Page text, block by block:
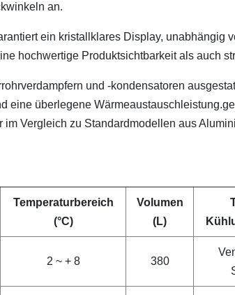
an.
ein kristallklares Display, unabhängig
hochwertige Produktsichtbarkeit als auch
und -kondensatoren
eine überlegene
Vergleich zu Standardmodellen aus
Temperaturbereich
(°C)
Volumen
(L)
2 ~ + 8 380